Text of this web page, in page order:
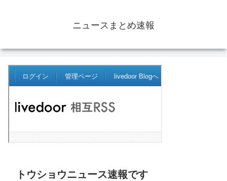
ニュースまとめ速報
トウショウニュース速報です